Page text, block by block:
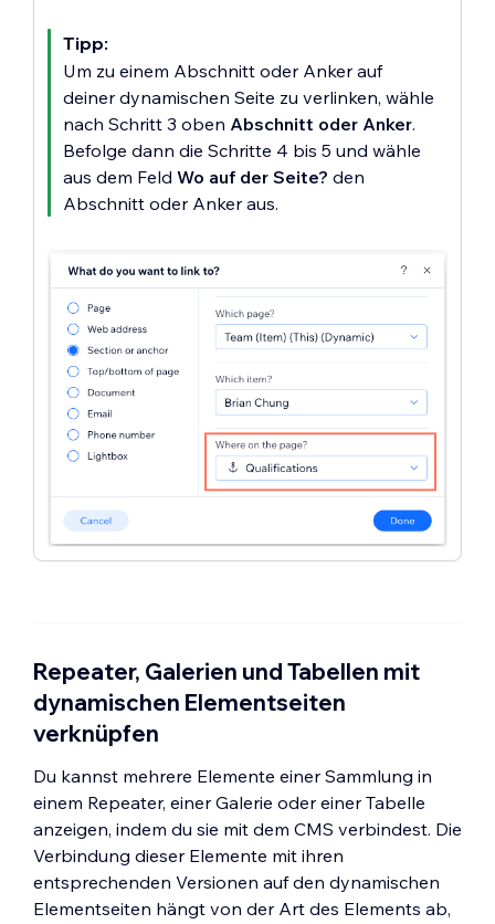
Tipp:
Um zu einem Abschnitt oder Anker auf
deiner dynamischen Seite zu verlinken, wähle
nach Schritt 3 oben Abschnitt oder Anker.
Befolge dann die Schritte 4 bis 5 und wähle
aus dem Feld Wo auf der Seite? den
Abschnitt oder Anker aus.
Repeater, Galerien und Tabellen mit
dynamischen Elementseiten
verknüpfen
Du kannst mehrere Elemente einer Sammlung in
einem Repeater, einer Galerie oder einer Tabelle
anzeigen, indem du sie mit dem CMS verbindest. Die
Verbindung dieser Elemente mit ihren
entsprechenden Versionen auf den dynamischen
Elementseiten hängt von der Art des Elements ab,